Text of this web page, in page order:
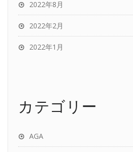
2022年8月
2022年2月
2022年1月
カテゴリー
AGA